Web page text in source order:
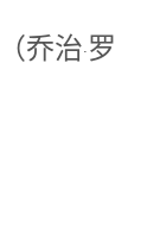
乔治·罗